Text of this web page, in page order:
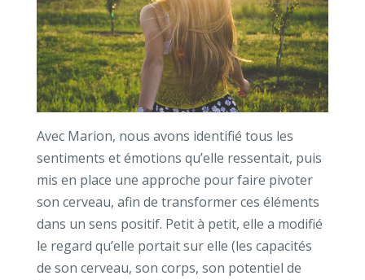
Avec Marion, nous avons identifié tous les
sentiments et émotions qu’elle ressentait, puis
mis en place une approche pour faire pivoter
son cerveau, afin de transformer ces éléments
dans un sens positif. Petit à petit, elle a modifié
le regard qu’elle portait sur elle (les capacités
de son cerveau, son corps, son potentiel de